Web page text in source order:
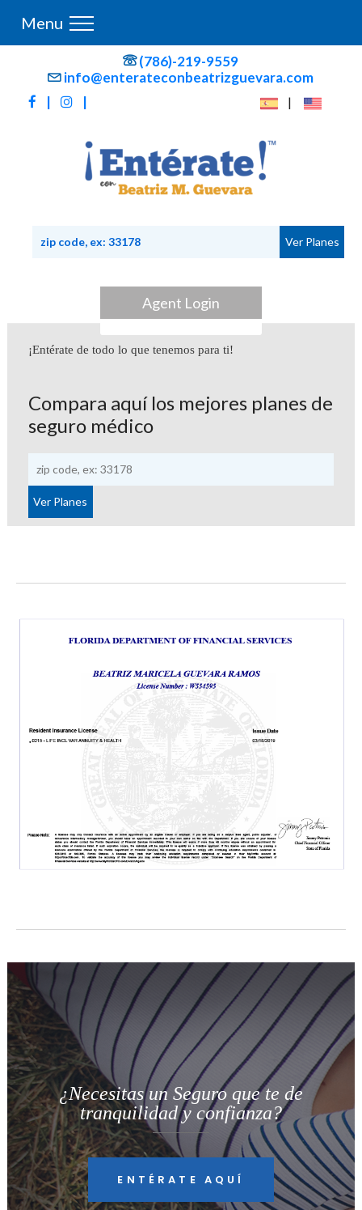
(786)-219-9559
info@enterateconbeatrizguevara.com
|
| |
Agent Login
Menu
¡Entérate de todo lo que tenemos para ti!
Compara aquí los mejores planes de
seguro médico
¿Necesitas un Seguro que te de
tranquilidad y confianza?
ENTÉRATE AQUÍ